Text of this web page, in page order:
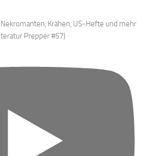
Nekromanten, Krähen, US-Hefte und mehr
Prepper #57)